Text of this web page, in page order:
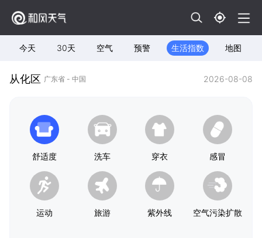
今天 30天 空气 预警 生活指数 地图
从化区 广东省 - 中国 2026-08-08
舒适度 洗车 穿衣 感冒
运动 旅游 紫外线 空气污染扩散